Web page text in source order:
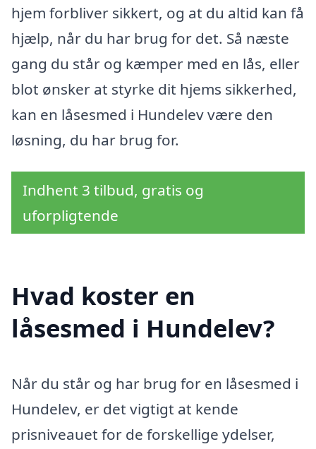
hjem forbliver sikkert, og at du altid kan få
hjælp, når du har brug for det. Så næste
gang du står og kæmper med en lås, eller
blot ønsker at styrke dit hjems sikkerhed,
kan en låsesmed i Hundelev være den
løsning, du har brug for.
Indhent 3 tilbud, gratis og
uforpligtende
Hvad koster en
låsesmed i Hundelev?
Når du står og har brug for en låsesmed i
Hundelev, er det vigtigt at kende
prisniveauet for de forskellige ydelser,